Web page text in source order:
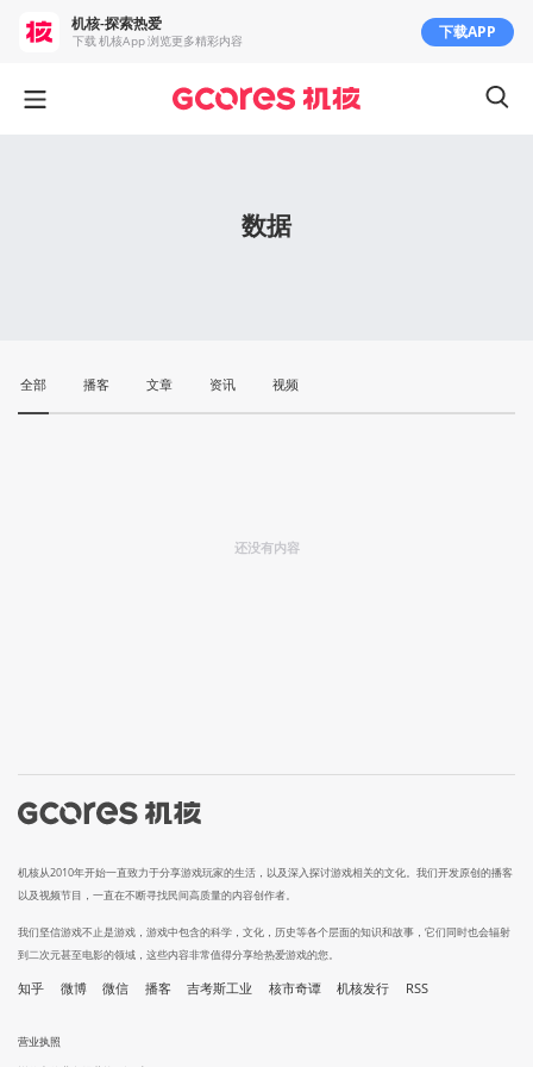
数据
全部 播客 文章 资讯 视频
还没有内容
机核从2010年开始一直致力于分享游戏玩家的生活，以及深入探讨游戏相关的文化。我们开发原创的播客
以及视频节目，一直在不断寻找民间高质量的内容创作者。
我们坚信游戏不止是游戏，游戏中包含的科学，文化，历史等各个层面的知识和故事，它们同时也会辐射
到二次元甚至电影的领域，这些内容非常值得分享给热爱游戏的您。
知乎 微博 微信 播客 吉考斯工业 核市奇谭 机核发行 RSS
营业执照
机核-探索热爱
下载 机核App 浏览更多精彩内容 下载APP